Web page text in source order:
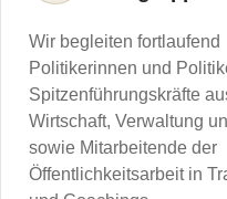
Wir begleiten fortlaufend
Politikerinnen und
Spitzenführungskräfte
Wirtschaft, Verwaltung
sowie Mitarbeitende der
Öffentlichkeitsarbeit in